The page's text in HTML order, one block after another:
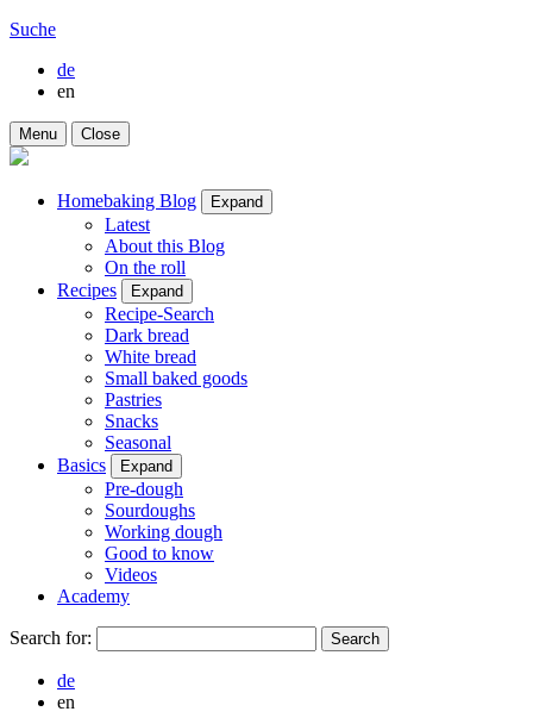
Suche
de
en
Menu Close
Homebaking Blog Expand
Latest
About this Blog
On the roll
Recipes
Expand
Recipe-Search
Dark bread
White bread
Small baked goods
Pastries
Snacks
Seasonal
Basics
Expand
Pre-dough
Sourdoughs
Working dough
Good to know
Videos
Academy
Search for:
de
en